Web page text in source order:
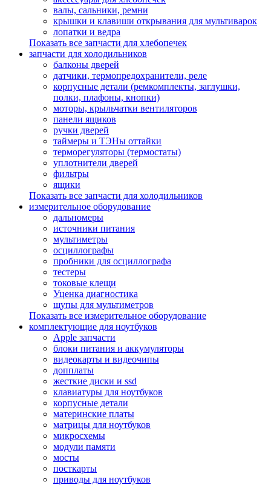
валы, сальники, ремни
крышки и клавиши открывания для мультиварок
лопатки и ведра
Показать все запчасти для хлебопечек
запчасти для холодильников
балконы дверей
датчики, термопредохранители, реле
корпусные детали (ремкомплекты, заглушки,
полки, плафоны, кнопки)
моторы, крыльчатки вентиляторов
панели ящиков
ручки дверей
таймеры и ТЭНы оттайки
терморегуляторы (термостаты)
уплотнители дверей
фильтры
ящики
Показать все запчасти для холодильников
измерительное оборудование
дальномеры
источники питания
мультиметры
осциллографы
пробники для осциллографа
тестеры
токовые клещи
Уценка диагностика
щупы для мультиметров
Показать все измерительное оборудование
комплектующие для ноутбуков
Apple запчасти
блоки питания и аккумуляторы
видеокарты и видеочипы
допплаты
жесткие диски и ssd
клавиатуры для ноутбуков
корпусные детали
материнские платы
матрицы для ноутбуков
микросхемы
модули памяти
мосты
посткарты
приводы для ноутбуков